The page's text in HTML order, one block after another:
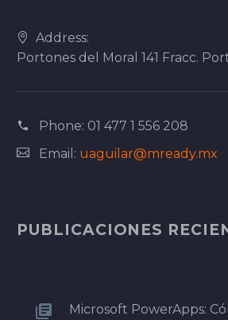
Address:
Portones del Moral 141 Fracc.
Phone: 01 477 1 556 208
Email: uaguilar@mready.mx
PUBLICACIONES
Microsoft PowerApps: